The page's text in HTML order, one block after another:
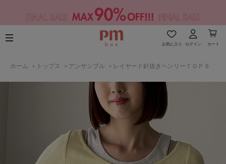
お気に入り ログイン カート
ホーム > トップス > アンサンブル > レイヤード針抜きヘンリーＴＯＰＳ